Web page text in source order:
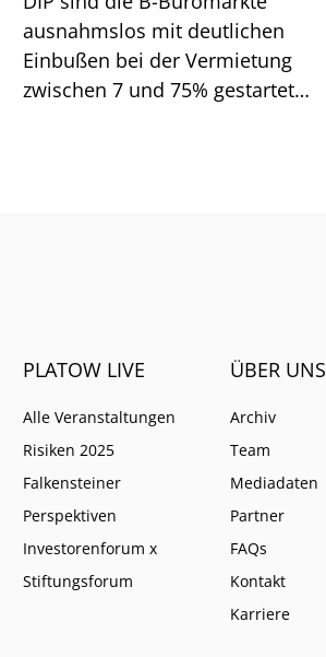
ausnahmslos mit deutlichen
Einbußen bei der Vermietung
zwischen 7 und 75% gestartet.
PLATOW LIVE
Alle Veranstaltungen
Risiken 2025
Falkensteiner
Perspektiven
Investorenforum x
Stiftungsforum
ÜBER UNS
Archiv
Team
Mediadaten
Partner
FAQs
Kontakt
Karriere